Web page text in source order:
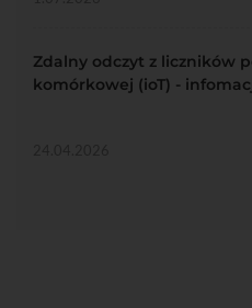
Zdalny odczyt z liczników
komórkowej (ioT) -